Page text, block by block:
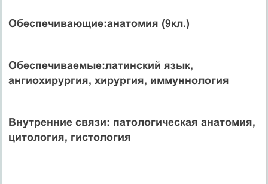
Обеспечивающие:анатомия (9кл.)
Обеспечиваемые:латинский язык,
ангиохирургия, хирургия, иммуннология
Внутренние связи: патологическая анатомия,
цитология, гистология